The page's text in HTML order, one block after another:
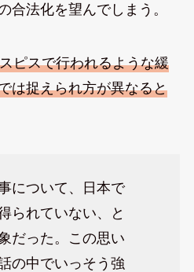
合法化を望んでしまう。
ピスで行われるような緩
は捉えられ方が異なると
について、日本で
られていない、と
だった。この思い
の中でいっそう強